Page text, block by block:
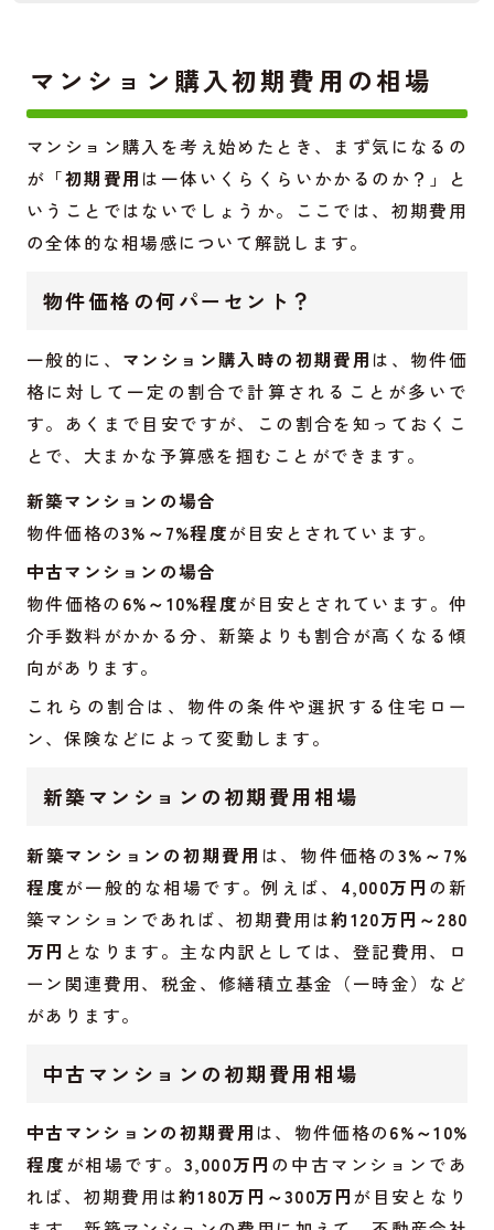
マンション購入初期費用の相場
マンション購入を考え始めたとき、まず気になるの
が「初期費用 は一体いくらくらいかかるのか？」と
いうことではないでしょうか。ここでは、初期費用
の全体的な相場感について解説します。
物件価格の何パーセント？
一般的に、 マンション購入時の初期費用 は、物件価
格に対して一定の割合で計算されることが多いで
す。あくまで目安ですが、この割合を知っておくこ
とで、大まかな予算感を掴むことができます。
新築マンションの場合
物件価格の3%～7%程度が目安とされています。
中古マンションの場合
物件価格の 6%～10%程度が目安とされています。仲
介手数料がかかる分、新築よりも割合が高くなる傾
向があります。
これらの割合は、物件の条件や選択する住宅ロー
ン、保険などによって変動します。
新築マンションの初期費用相場
新築マンションの初期費用 は、物件価格の3%～7%
程度が一般的な相場です。例えば、 4,000万円 の新
築マンションであれば、初期費用は約120万円～280
万円 となります。主な内訳としては、登記費用、ロ
ーン関連費用、税金、修繕積立基金（一時金）など
があります。
中古マンションの初期費用相場
中古マンションの初期費用 は、物件価格の6%～10%
程度が相場です。 3,000万円 の中古マンションであ
れば、初期費用は約180万円～300万円が目安となり